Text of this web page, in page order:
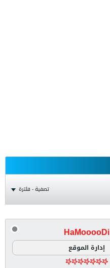
تصفية - فلترة
HaMooooDi
إدارة الموقع